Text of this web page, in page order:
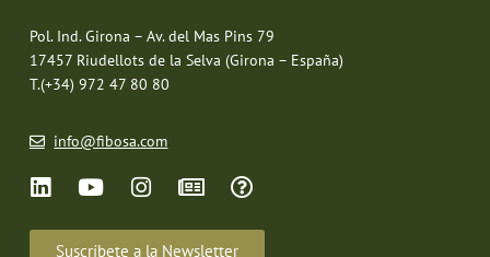
Pol. Ind. Girona – Av. del Mas Pins 79
17457 Riudellots de la Selva (Girona – España)
T.(+34) 972 47 80 80
info@fibosa.com
Suscríbete a la Newsletter